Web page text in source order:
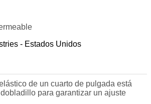
- Estados Unidos
de un cuarto de pulgada está
para garantizar un ajuste